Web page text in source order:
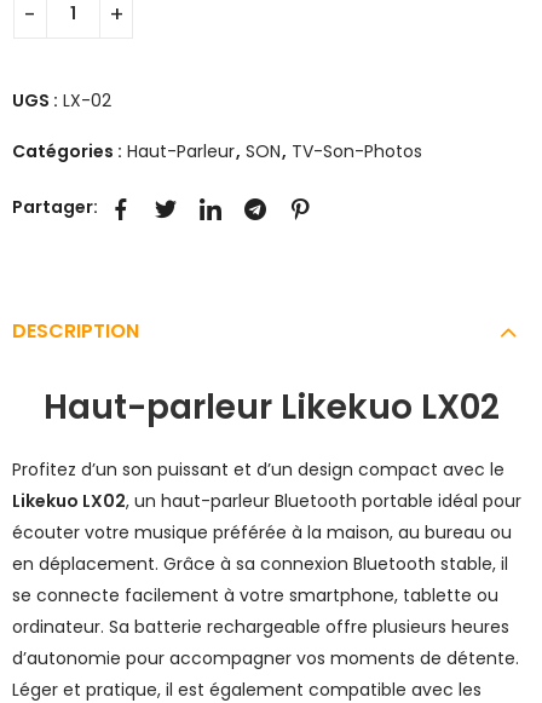
UGS : LX-02
Catégories : Haut-Parleur, SON, TV-Son-Photos
Partager:
DESCRIPTION
Haut-parleur Likekuo LX02
Profitez d’un son puissant et d’un design compact avec le
Likekuo LX02, un haut-parleur Bluetooth portable idéal pour
écouter votre musique préférée à la maison, au bureau ou
en déplacement. Grâce à sa connexion Bluetooth stable, il
se connecte facilement à votre smartphone, tablette ou
ordinateur. Sa batterie rechargeable offre plusieurs heures
d’autonomie pour accompagner vos moments de détente.
Léger et pratique, il est également compatible avec les